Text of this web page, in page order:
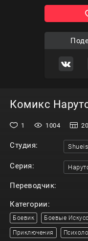
Комикс
1 1004
Студия:
Серия:
Переводчик:
Категории:
Боевик Боевые
Приключения